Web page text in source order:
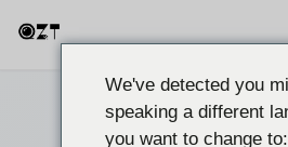
We've detected you
speaking a different
you want to change to: